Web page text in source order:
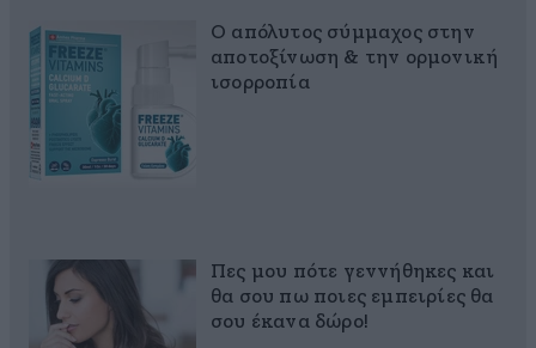
Ο απόλυτος σύμμαχος στην
αποτοξίνωση & την ορμονική
ισορροπία
Πες μου πότε γεννήθηκες και
θα σου πω ποιες εμπειρίες θα
σου έκανα δώρο!